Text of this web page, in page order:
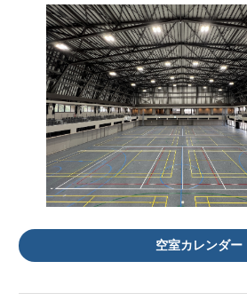
空室カレンダー